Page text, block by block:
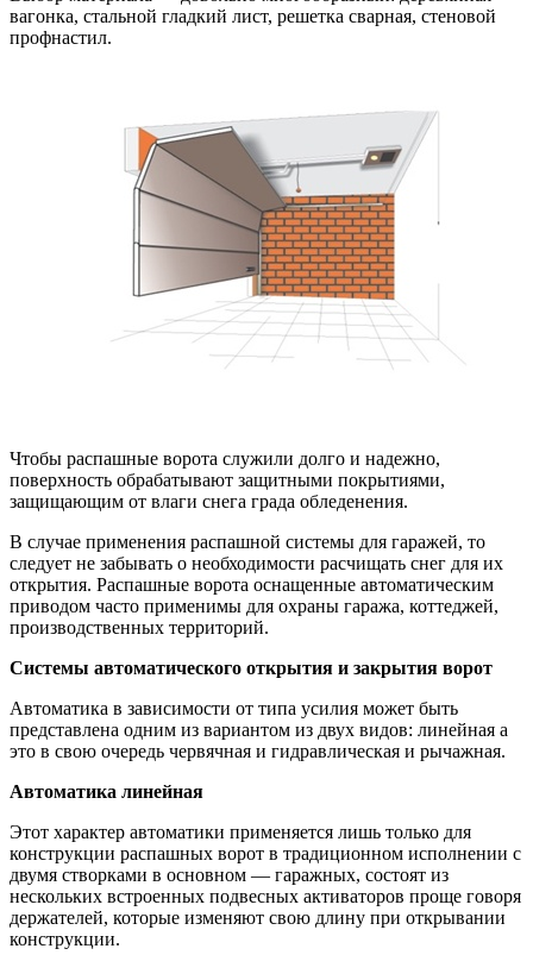
вагонка, стальной гладкий лист, решетка сварная, стеновой
профнастил.
Чтобы распашные ворота служили долго и надежно,
поверхность обрабатывают защитными покрытиями,
защищающим от влаги снега града обледенения.
В случае применения распашной системы для гаражей, то
следует не забывать о необходимости расчищать снег для их
открытия. Распашные ворота оснащенные автоматическим
приводом часто применимы для охраны гаража, коттеджей,
производственных территорий.
Системы автоматического открытия и закрытия ворот
Автоматика в зависимости от типа усилия может быть
представлена одним из вариантом из двух видов: линейная а
это в свою очередь червячная и гидравлическая и рычажная.
Автоматика линейная
Этот характер автоматики применяется лишь только для
конструкции распашных ворот в традиционном исполнении с
двумя створками в основном — гаражных, состоят из
нескольких встроенных подвесных активаторов проще говоря
держателей, которые изменяют свою длину при открывании
конструкции.